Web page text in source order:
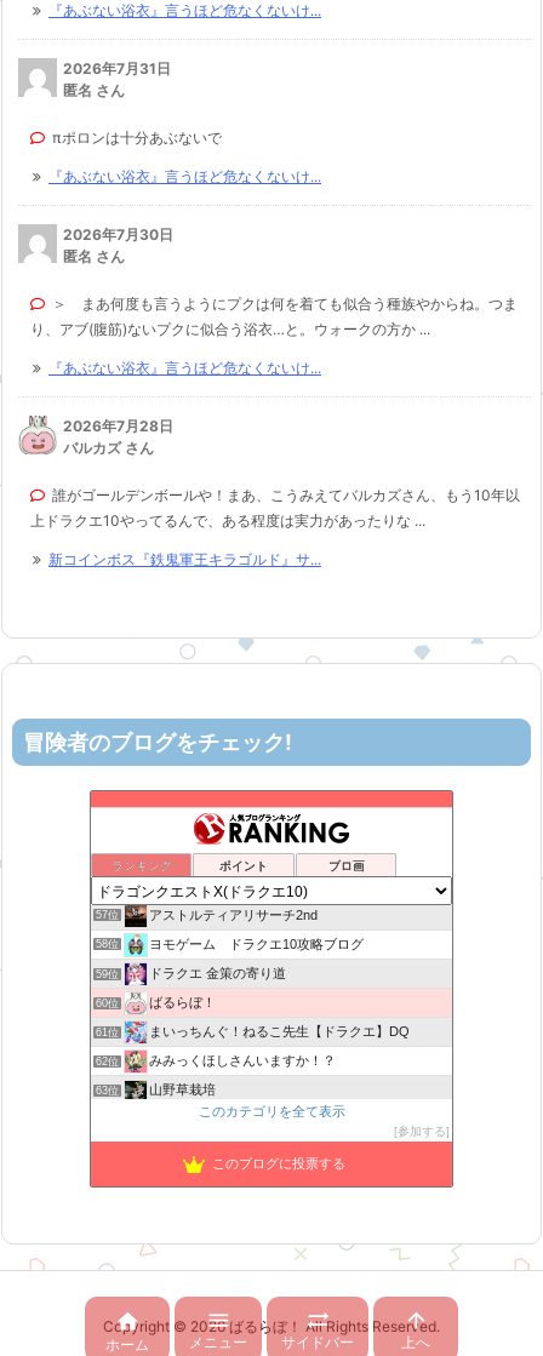
『あぶない浴衣』言うほど危なくないけ...
2026年7月31日
匿名 さん
πポロンは十分あぶないで
『あぶない浴衣』言うほど危なくないけ...
2026年7月30日
匿名 さん
＞ まあ何度も言うようにプクは何を着ても似合う種族やからね。つま
り、アブ(腹筋)ないプクに似合う浴衣…と。ウォークの方か ...
『あぶない浴衣』言うほど危なくないけ...
2026年7月28日
バルカズ さん
誰がゴールデンボールや！まあ、こうみえてバルカズさん、もう10年以
上ドラクエ10やってるんで、ある程度は実力があったりな ...
新コインボス『鉄鬼軍王キラゴルド』サ...
冒険者のブログをチェック!
ランキング ポイント ブロ画
カスミ心理学研究所
55位 花よりおと団子
56位 サじの日記
57位 アストルティアリサーチ2nd
58位 ヨモゲーム ドラクエ10攻略ブログ
59位 ドラクエ 金策の寄り道
60位 ばるらぼ！
61位 まいっちんぐ！ねるこ先生【ドラクエ】DQ
62位 みみっくほしさんいますか！？
63位 山野草栽培
ばびぶうのドラクエ10ソロサポ自前攻略
TEAM Cloud lx
このカテゴリを全て表示
参加する
このブログに投票する
Copyright © 2026 ばるらぼ！ All Rights Reserved.

ホーム

メニュー

サイドバー

上へ